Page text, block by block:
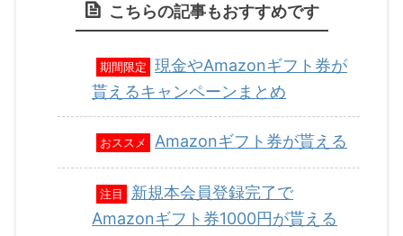
こちらの記事もおすすめです
期間限定
現金やAmazonギフト券が
貰えるキャンペーンまとめ
おススメ Amazonギフト券が貰える
注目
新規本会員登録完了で
Amazonギフト券1000円が貰える